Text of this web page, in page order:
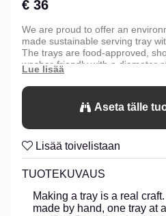
€ 36
We are proud to offer an
made sustainable serving tray
The trays are food-approved,
washer-friendly with a diameter
to order only tray or tray with a
painted quality steel. The tables
Aseta tälle
Lisää toivelistaan
TUOTEKUVAUS
Making a tray is a real
made by hand, one tray at